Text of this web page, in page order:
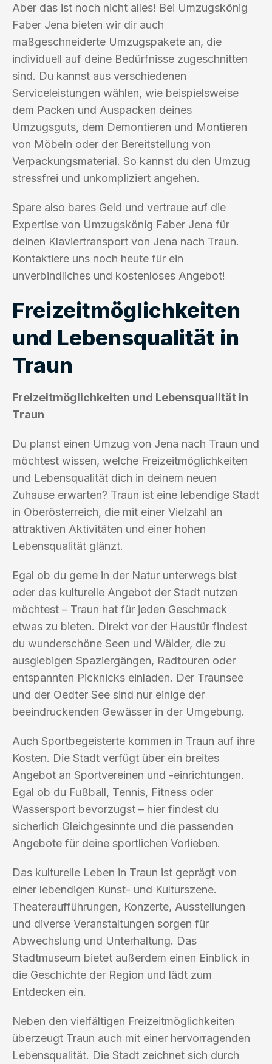
Aber das ist noch nicht alles! Bei Umzugskönig
Faber Jena bieten wir dir auch
maßgeschneiderte Umzugspakete an, die
individuell auf deine Bedürfnisse zugeschnitten
sind. Du kannst aus verschiedenen
Serviceleistungen wählen, wie beispielsweise
dem Packen und Auspacken deines
Umzugsguts, dem Demontieren und Montieren
von Möbeln oder der Bereitstellung von
Verpackungsmaterial. So kannst du den Umzug
stressfrei und unkompliziert angehen.
Spare also bares Geld und vertraue auf die
Expertise von Umzugskönig Faber Jena für
deinen Klaviertransport von Jena nach Traun.
Kontaktiere uns noch heute für ein
unverbindliches und kostenloses Angebot!
Freizeitmöglichkeiten
und Lebensqualität in
Traun
Freizeitmöglichkeiten und Lebensqualität in
Traun
Du planst einen Umzug von Jena nach Traun und
möchtest wissen, welche Freizeitmöglichkeiten
und Lebensqualität dich in deinem neuen
Zuhause erwarten? Traun ist eine lebendige Stadt
in Oberösterreich, die mit einer Vielzahl an
attraktiven Aktivitäten und einer hohen
Lebensqualität glänzt.
Egal ob du gerne in der Natur unterwegs bist
oder das kulturelle Angebot der Stadt nutzen
möchtest – Traun hat für jeden Geschmack
etwas zu bieten. Direkt vor der Haustür findest
du wunderschöne Seen und Wälder, die zu
ausgiebigen Spaziergängen, Radtouren oder
entspannten Picknicks einladen. Der Traunsee
und der Oedter See sind nur einige der
beeindruckenden Gewässer in der Umgebung.
Auch Sportbegeisterte kommen in Traun auf ihre
Kosten. Die Stadt verfügt über ein breites
Angebot an Sportvereinen und -einrichtungen.
Egal ob du Fußball, Tennis, Fitness oder
Wassersport bevorzugst – hier findest du
sicherlich Gleichgesinnte und die passenden
Angebote für deine sportlichen Vorlieben.
Das kulturelle Leben in Traun ist geprägt von
einer lebendigen Kunst- und Kulturszene.
Theateraufführungen, Konzerte, Ausstellungen
und diverse Veranstaltungen sorgen für
Abwechslung und Unterhaltung. Das
Stadtmuseum bietet außerdem einen Einblick in
die Geschichte der Region und lädt zum
Entdecken ein.
Neben den vielfältigen Freizeitmöglichkeiten
überzeugt Traun auch mit einer hervorragenden
Lebensqualität. Die Stadt zeichnet sich durch